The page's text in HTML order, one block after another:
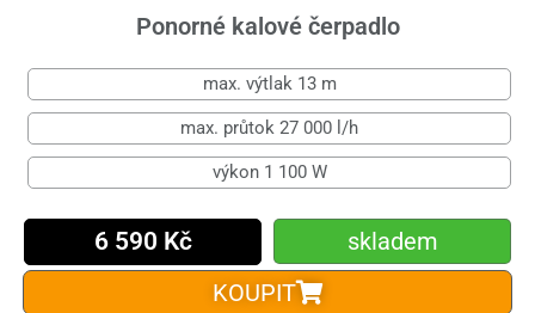
Ponorné kalové čerpadlo
max. výtlak 13 m
max. průtok 27 000 l/h
výkon 1 100 W
6 590 Kč
skladem
KOUPIT